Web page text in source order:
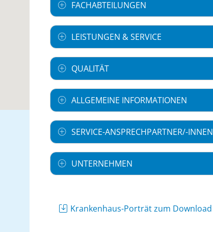
FACHABTEILUNGEN
LEISTUNGEN & SERVICE
QUALITÄT
ALLGEMEINE INFORMATIONEN
SERVICE-ANSPRECHPARTNER/-INNEN
UNTERNEHMEN
Krankenhaus-Porträt zum Download